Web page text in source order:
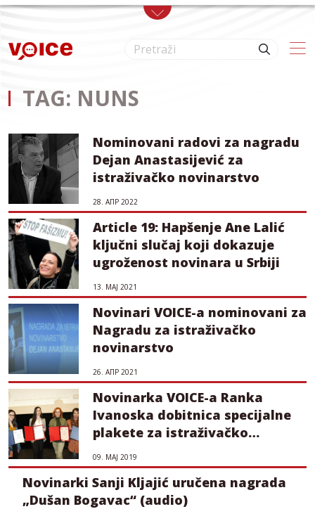
Skip to main content
TAG: NUNS
Nominovani radovi za nagradu
Dejan Anastasijević za
istraživačko novinarstvo
28. АПР 2022
Article 19: Hapšenje Ane Lalić
ključni slučaj koji dokazuje
ugroženost novinara u Srbiji
13. МАЈ 2021
Novinari VOICE-a nominovani za
Nagradu za istraživačko
novinarstvo
26. АПР 2021
Novinarka VOICE-a Ranka
Ivanoska dobitnica specijalne
plakete za istraživačko
novinarstvo
09. МАЈ 2019
Novinarki Sanji Kljajić uručena nagrada
„Dušan Bogavac“ (audio)